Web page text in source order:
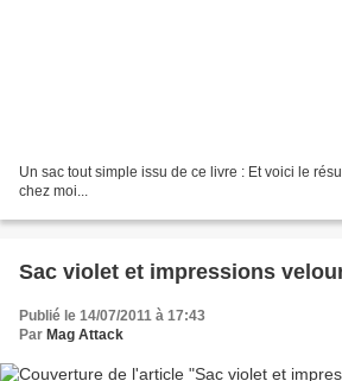
Un sac tout simple issu de ce livre : Et voici le
chez moi...
Sac violet et impressions
Publié le 14/07/2011 à 17:43
Par Mag Attack